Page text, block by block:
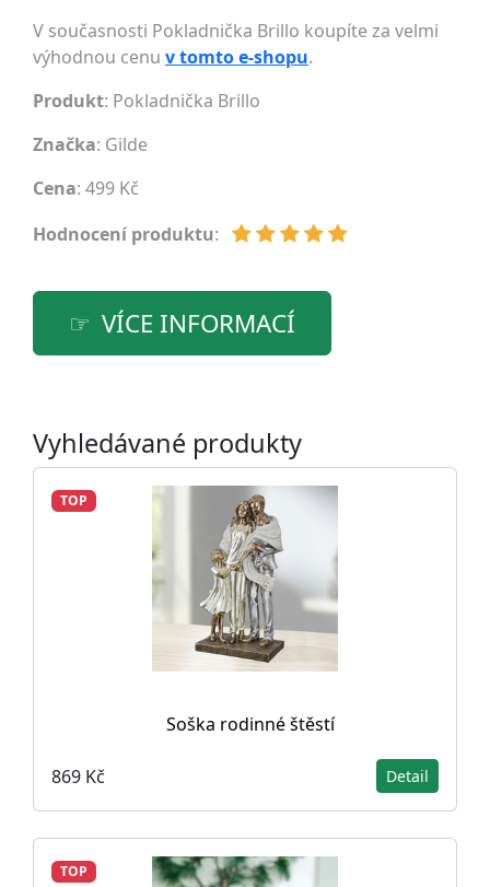
V současnosti Pokladnička Brillo koupíte za velmi
výhodnou cenu v tomto e-shopu.
Produkt: Pokladnička Brillo
Značka: Gilde
Cena: 499 Kč
Hodnocení produktu:
VÍCE INFORMACÍ
Vyhledávané produkty
TOP
Soška rodinné štěstí
869 Kč Detail
TOP